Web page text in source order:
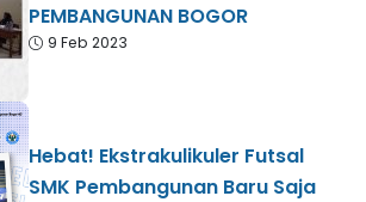
PEMBANGUNAN BOGOR
9 Feb 2023
Hebat! Ekstrakulikuler Futsal
SMK Pembangunan Baru Saja